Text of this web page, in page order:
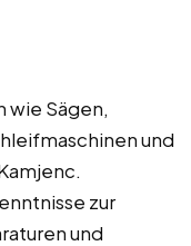
wie Sägen,
und
zur
und